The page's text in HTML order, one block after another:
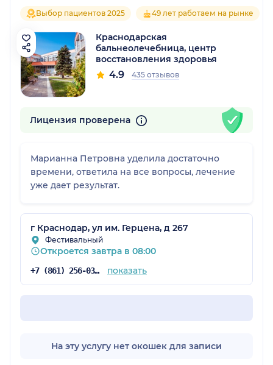
Выбор пациентов 2025 49 лет работаем на рынке
Краснодарская
бальнеолечебница, центр
восстановления здоровья
4.9 435 отзывов
Лицензия проверена
Марианна Петровна уделила достаточно
времени, ответила на все вопросы, лечение
уже дает результат.
г Краснодар, ул им. Герцена, д 267
Фестивальный
Откроется завтра в 08:00
+7 (861) 256-03-93 показать
На эту услугу нет окошек для записи